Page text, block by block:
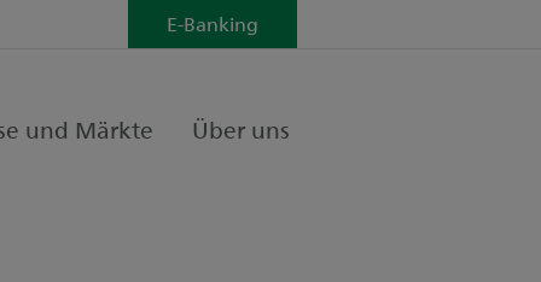
und Märkte Über uns
E-Banking